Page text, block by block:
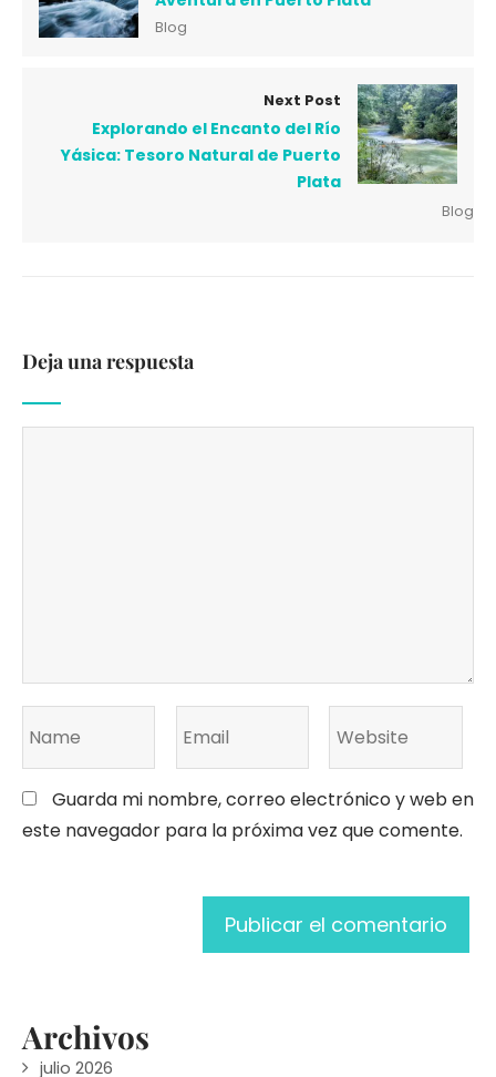
Blog
Next Post
Explorando el Encanto del Río
Yásica: Tesoro Natural de Puerto
Plata
Blog
Deja una respuesta
Guarda mi nombre, correo electrónico y web en
este navegador para la próxima vez que comente.
Archivos
julio 2026